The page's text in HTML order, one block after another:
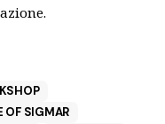
OF SIGMAR